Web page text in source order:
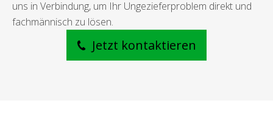
uns in Verbindung, um Ihr Ungezieferproblem direkt und
fachmännisch zu lösen.
Jetzt kontaktieren